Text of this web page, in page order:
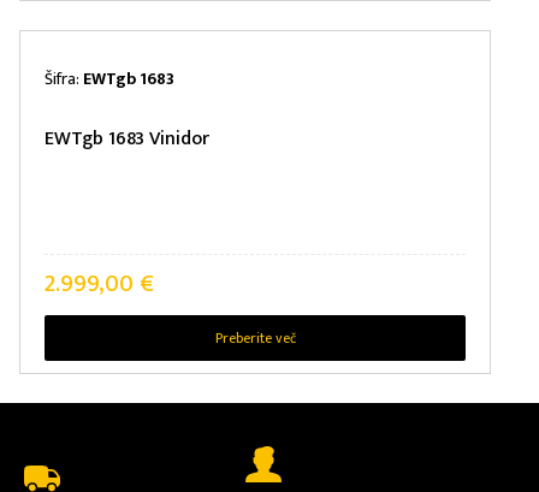
Šifra: EWTgb 1683
EWTgb 1683 Vinidor
2.999,00 €
Preberite več